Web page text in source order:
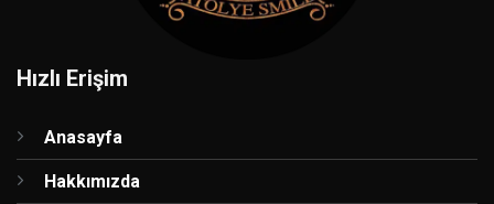
Hızlı Erişim
Anasayfa
Hakkımızda